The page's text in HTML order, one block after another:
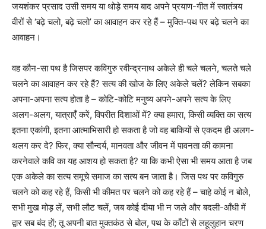
जयशंकर प्रसाद उसी समय या थोड़े समय बाद अपने प्रयाण-गीत में स्वातंत्र्य
वीरों से ‘बढ़े चलो, बढ़े चलो’ का आवाहन कर रहे हैं – मुक्ति-पथ पर बढ़े चलने का
आवाहन।
वह कौन-सा पथ है जिसपर कविगुरु रवीन्द्रनाथ अकेले ही चले चलने, चलते चले
चलने का आवाहन कर रहे हैं? सत्य की खोज के लिए अकेले चलें? लेकिन सबका
अपना-अपना सत्य होता है – कोटि-कोटि मनुष्य अपने-अपने सत्य के लिए
अलग-अलग, यात्राएँ करें, विपरीत दिशाओं में? क्या हमारा, किसी व्यक्ति का सत्य
इतना एकांगी, इतना आत्माभिसारी हो सकता है जो वह बाकियों से एकदम ही अलग-
थलग कर दे? फिर, क्या सौन्दर्य, मानवता और जीवन में पावनता की कामना
करनेवाले कवि का यह आशय हो सकता है? या कि कभी ऐसा भी समय आता है जब
एक अकेले का सत्य समूचे समाज का सत्य बन जाता है। जिस पथ पर कविगुरु
चलने को कह रहे हैं, किसी भी कीमत पर चलने को कह रहे हैं – चाहे कोई न बोले,
सभी मुख मोड़ लें, सभी लौट चलें, जब कोई दीया भी न जले और बदली-आँधी में
द्वार सब बंद हों; तू अपनी बात मुक्तकंठ से बोल, पथ के काँटों से लहूलुहान चरण